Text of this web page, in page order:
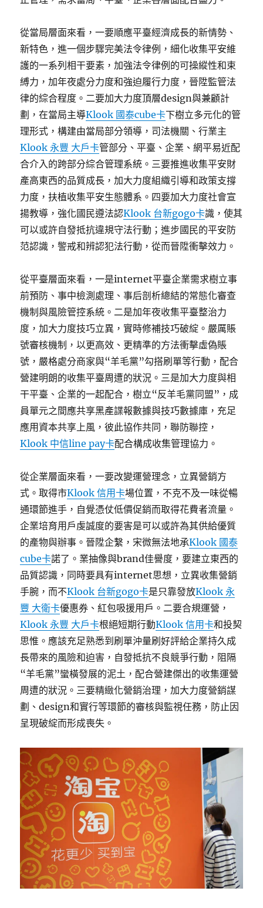
從當局層面來看，一要順應平臺經濟成長的新情勢、
新特色，進一個步驟完美法令律例，細化收集平安維
護的一系列相干要素，加強法令律例的可操縱性和束
縛力，加年夜處分力度和強迫履行力度，晉陞監管法
律的綜合程度。二要加大力度頂層design與兼顧計
劃，在當局主導Klook 國泰cube卡下樹立多元化的管
理形式，構建由當局部分領導，司法機關、行業主
Klook 永豐 大戶卡管部分、平臺、企業、網平易近配
合介入的跨部分綜合管理系統。三要推進收集平安財
產高東西的品質成長，加大力度組織引導和政策支撐
力度，扶植收集平安生態體系。四要加大力度社會宣
揚教導，強化國民遵法認Klook 台新gogo卡識，使其
可以或許自發抵抗違規守法行動；進步國民的平安防
范認識，警戒和辨認犯法行動，從而晉陞衝擊效力。
從平臺層面來看，一是internet平臺企業需求樹立事
前預防、事中檢測處理、事后剖析總結的常態化審查
機制與風險管控系統。二是加年夜收集平臺整治力
度，加大力度技巧立異，實時修補技巧破綻。嚴厲賬
號審核機制，以更高效、更精準的方法衝擊虛偽賬
號，嚴格處分商家與“羊毛黨”勾搭刷單等行動，配合
營建明朗的收集平臺周遭的狀況。三是加大力度與相
干平臺、企業的一起配合，樹立“反羊毛黨同盟”，成
員單元之間應共享黑產諜報數據與技巧數據庫，充足
應用資本共享上風，彼此協作共同，聯防聯控，
Klook 中信line pay卡配合構成收集管理協力。
從企業層面來看，一要改變運營理念，立異營銷方
式。取得市Klook 信用卡場位置，不克不及一味從暢
通環節進手，自覺憑仗低價促銷而取得花費者流量。
企業培育用戶虔誠度的要害是可以或許為其供給優質
的產物與辦事。晉陞企繫，宋微無法地承Klook 國泰
cube卡諾了。業抽像與brand佳譽度，要建立東西的
品質認識，同時要具有internet思想，立異收集營銷
手腕，而不Klook 台新gogo卡是只靠發放Klook 永
豐 大衛卡優惠券、紅包吸援用戶。二要合規運營，
Klook 永豐 大戶卡根絕短期行動Klook 信用卡和投契
思惟。應該充足熟悉到刷單沖量刷好評給企業持久成
長帶來的風險和迫害，自發抵抗不良競爭行動，阻隔
“羊毛黨”蠻橫發展的泥土，配合營建傑出的收集運營
周遭的狀況。三要精緻化營銷治理，加大力度營銷謀
劃、design和實行等環節的審核與監視任務，防止因
呈現破綻而形成喪失。